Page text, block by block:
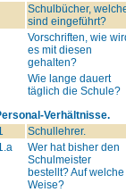
Schulbücher,
sind eingeführt?
Vorschriften, wie
es mit diesen
gehalten?
Wie lange dauert
täglich die Schule?
Verhältnisse.
Schullehrer.
Wer hat bisher den
Schulmeister
bestellt? Auf welche
Weise?